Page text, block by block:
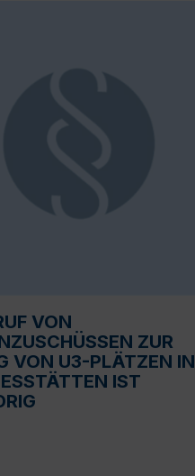
VON
ZUR
VON U3-PLÄTZEN IN
IST